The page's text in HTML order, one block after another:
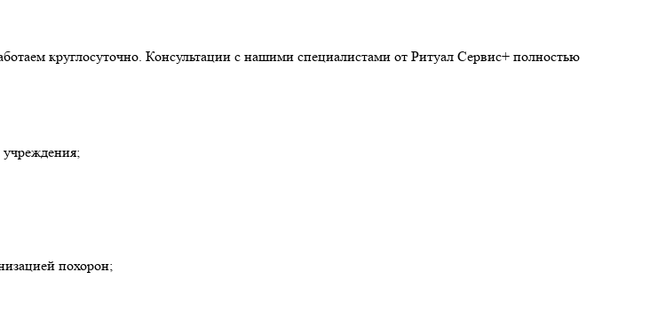
круглосуточно. Консультации с нашими специалистами от Ритуал Сервис+ полностью
учреждения;
похорон;